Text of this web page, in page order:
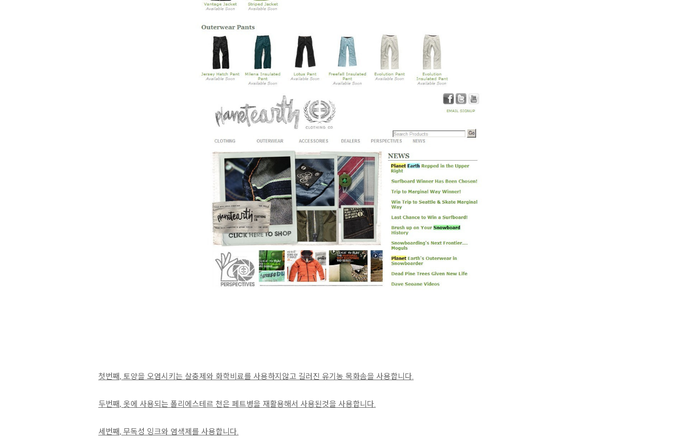
첫번째, 토양을 오염시키는 살충제와 화학비료를 사용하지않고 길러진 유기농 목화솜을 사용합니다.
두번째, 옷에 사용되는 폴리에스테르 천은 페트병을 재활용해서 사용된것을 사용합니다.
세번째, 무독성 잉크와 염색제를 사용합니다.